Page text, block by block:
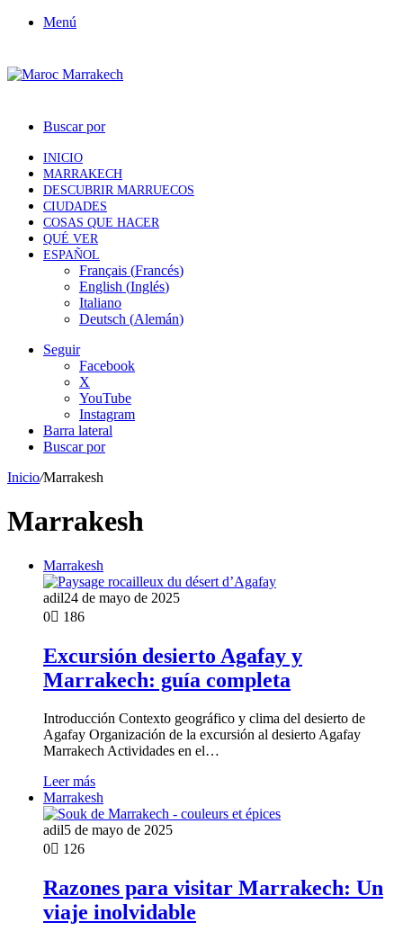
Menú
Buscar por
INICIO
MARRAKECH
DESCUBRIR MARRUECOS
CIUDADES
COSAS QUE HACER
QUÉ VER
ESPAÑOL
Français (Francés)
English (Inglés)
Italiano
Deutsch (Alemán)
Seguir
Facebook
X
YouTube
Instagram
Barra lateral
Buscar por
Inicio/Marrakesh
Marrakesh
Marrakesh
adil24 de mayo de 2025
0
186
Excursión desierto Agafay y
Marrakech: guía completa
Introducción Contexto geográfico y clima del desierto de
Agafay Organización de la excursión al desierto Agafay
Marrakech Actividades en el…
Leer más
Marrakesh
adil5 de mayo de 2025
0
126
Razones para visitar Marrakech: Un
viaje inolvidable